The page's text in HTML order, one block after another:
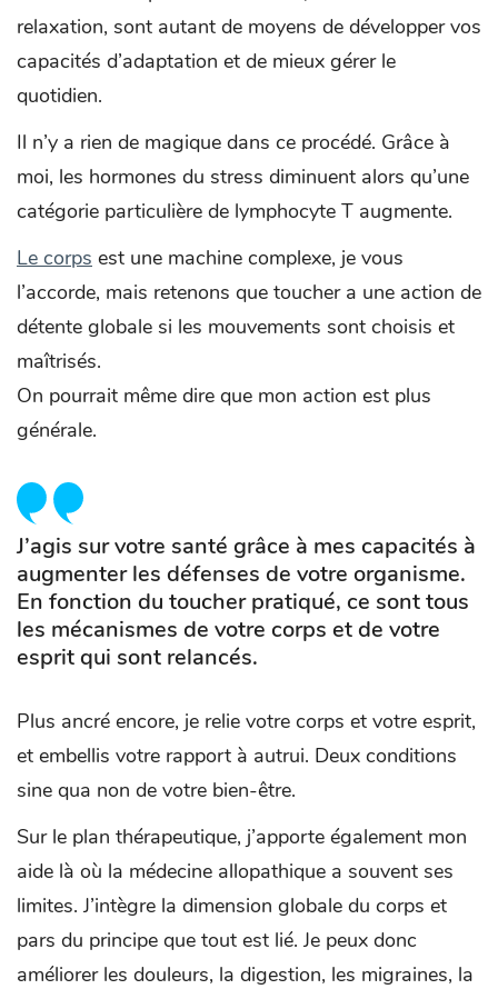
relaxation, sont autant de moyens de développer vos
capacités d’adaptation et de mieux gérer le
quotidien.
Il n’y a rien de magique dans ce procédé. Grâce à
moi, les hormones du stress diminuent alors qu’une
catégorie particulière de lymphocyte T augmente.
Le corps est une machine complexe, je vous
l’accorde, mais retenons que toucher a une action de
détente globale si les mouvements sont choisis et
maîtrisés.
On pourrait même dire que mon action est plus
générale.
J’agis sur votre santé grâce à mes capacités à
augmenter les défenses de votre organisme.
En fonction du toucher pratiqué, ce sont tous
les mécanismes de votre corps et de votre
esprit qui sont relancés.
Plus ancré encore, je relie votre corps et votre esprit,
et embellis votre rapport à autrui. Deux conditions
sine qua non de votre bien-être.
Sur le plan thérapeutique, j’apporte également mon
aide là où la médecine allopathique a souvent ses
limites. J’intègre la dimension globale du corps et
pars du principe que tout est lié. Je peux donc
améliorer les douleurs, la digestion, les migraines, la